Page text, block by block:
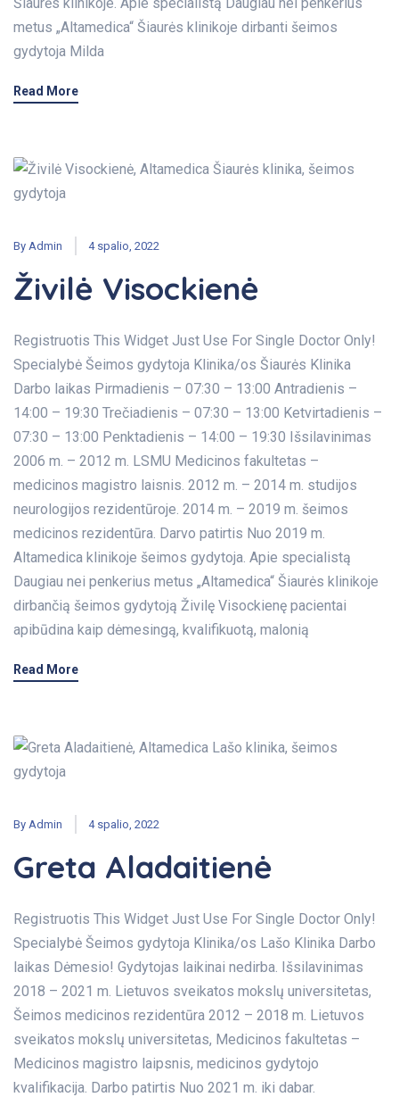
metus „Altamedica“ Šiaurės klinikoje dirbanti šeimos
gydytoja Milda
Read More
By Admin 4 spalio, 2022
Živilė Visockienė
Registruotis This Widget Just Use For Single Doctor Only!
Specialybė Šeimos gydytoja Klinika/os Šiaurės Klinika
Darbo laikas Pirmadienis – 07:30 – 13:00 Antradienis –
14:00 – 19:30 Trečiadienis – 07:30 – 13:00 Ketvirtadienis –
07:30 – 13:00 Penktadienis – 14:00 – 19:30 Išsilavinimas
2006 m. – 2012 m. LSMU Medicinos fakultetas –
medicinos magistro laisnis. 2012 m. – 2014 m. studijos
neurologijos rezidentūroje. 2014 m. – 2019 m. šeimos
medicinos rezidentūra. Darvo patirtis Nuo 2019 m.
Altamedica klinikoje šeimos gydytoja. Apie specialistą
Daugiau nei penkerius metus „Altamedica“ Šiaurės klinikoje
dirbančią šeimos gydytoją Živilę Visockienę pacientai
apibūdina kaip dėmesingą, kvalifikuotą, malonią
Read More
By Admin 4 spalio, 2022
Greta Aladaitienė
Registruotis This Widget Just Use For Single Doctor Only!
Specialybė Šeimos gydytoja Klinika/os Lašo Klinika Darbo
laikas Dėmesio! Gydytojas laikinai nedirba. Išsilavinimas
2018 – 2021 m. Lietuvos sveikatos mokslų universitetas,
Šeimos medicinos rezidentūra 2012 – 2018 m. Lietuvos
sveikatos mokslų universitetas, Medicinos fakultetas –
Medicinos magistro laipsnis, medicinos gydytojo
kvalifikacija. Darbo patirtis Nuo 2021 m. iki dabar.